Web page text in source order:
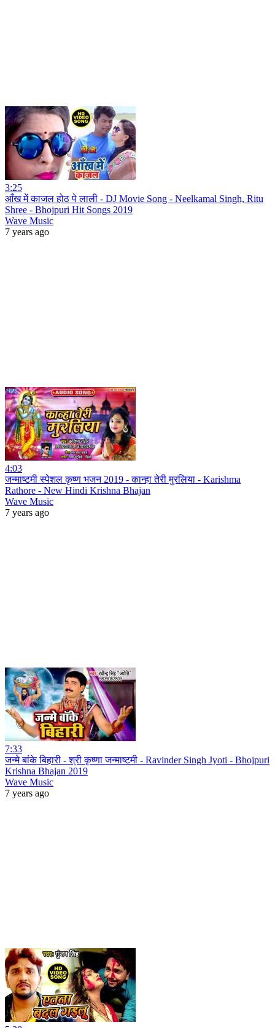
3:25
आँख में काजल होठ पे लाली - DJ Movie Song - Neelkamal Singh, Ritu
Shree - Bhojpuri Hit Songs 2019
Wave Music
7 years ago
4:03
जन्माष्टमी स्पेशल कृष्ण भजन 2019 - कान्हा तेरी मुरलिया - Karishma
Rathore - New Hindi Krishna Bhajan
Wave Music
7 years ago
7:33
जन्मे बांके बिहारी - श्री कृष्णा जन्माष्टमी - Ravinder Singh Jyoti - Bhojpuri
Krishna Bhajan 2019
Wave Music
7 years ago